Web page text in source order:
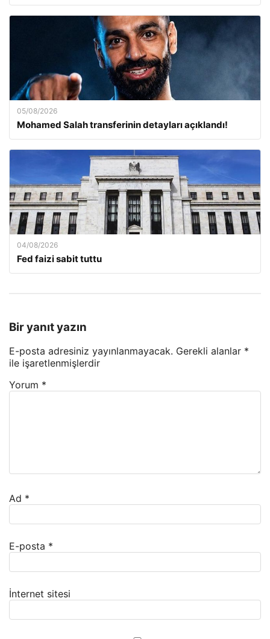
05/08/2026
Mohamed Salah transferinin detayları açıklandı!
04/08/2026
Fed faizi sabit tuttu
Bir yanıt yazın
E-posta adresiniz yayınlanmayacak. Gerekli alanlar *
ile işaretlenmişlerdir
Yorum *
Ad *
E-posta *
İnternet sitesi